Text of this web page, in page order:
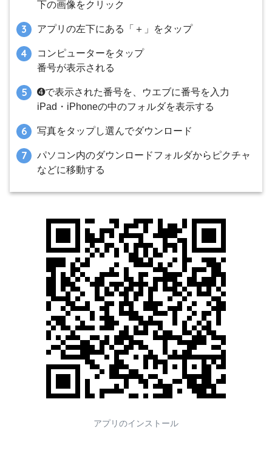
下の画像をクリック
アプリの左下にある「＋」をタップ
コンピューターをタップ
番号が表示される
➍で表示された番号を、ウエブに番号を入力
iPad・iPhoneの中のフォルダを表示する
写真をタップし選んでダウンロード
パソコン内のダウンロードフォルダからピクチャ
などに移動する
アプリのインストール